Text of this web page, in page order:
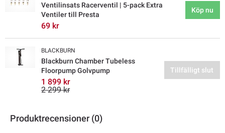
Ventilinsats Racerventil | 5-pack Extra
Ventiler till Presta
69 kr
Köp nu
BLACKBURN
Blackburn Chamber Tubeless
Floorpump Golvpump
1 899 kr
2 299 kr
Tillfälligt slut
Produktrecensioner (0)